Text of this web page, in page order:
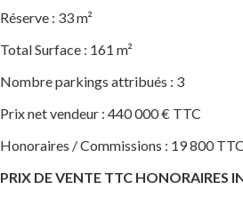
Réserve : 33 m²
Total Surface : 161 m²
Nombre parkings attribués : 3
Prix net vendeur : 440 000 € TTC
Honoraires / Commissions : 19 800 TTC
PRIX DE VENTE TTC